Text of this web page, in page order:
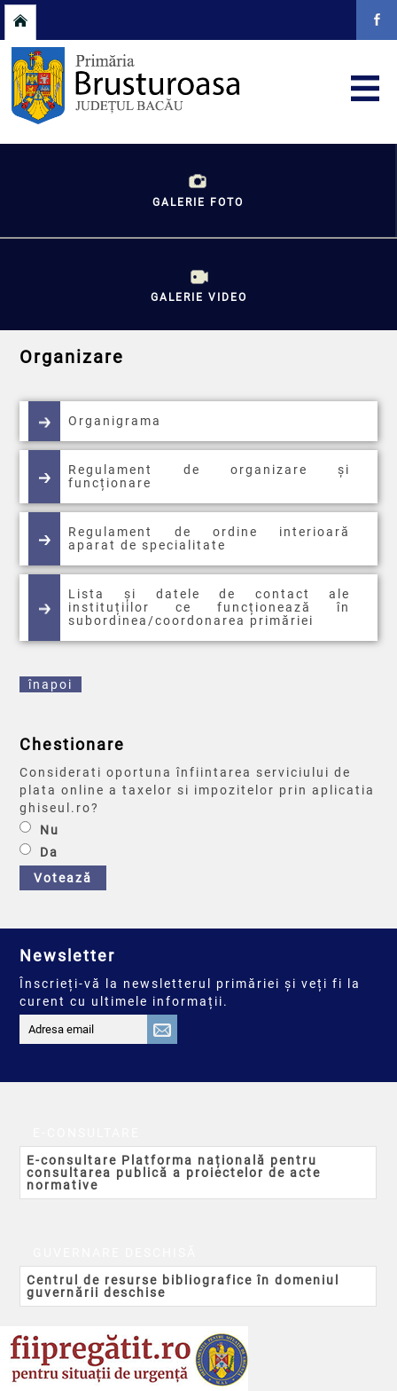
GALERIE FOTO
GALERIE VIDEO
Organizare
Organigrama
Regulament de organizare și
funcționare
Regulament de ordine interioară
aparat de specialitate
Lista și datele de contact ale
instituțiilor ce funcționează în
subordinea/coordonarea primăriei
înapoi
Chestionare
Considerati oportuna înfiintarea serviciului de
plata online a taxelor si impozitelor prin aplicatia
ghiseul.ro?
Nu
Da
Votează
Newsletter
Înscrieți-vă la newsletterul primăriei și veți fi la
curent cu ultimele informații.
E-consultare Platforma națională pentru
consultarea publică a proiectelor de acte
normative
Centrul de resurse bibliografice în domeniul
guvernării deschise